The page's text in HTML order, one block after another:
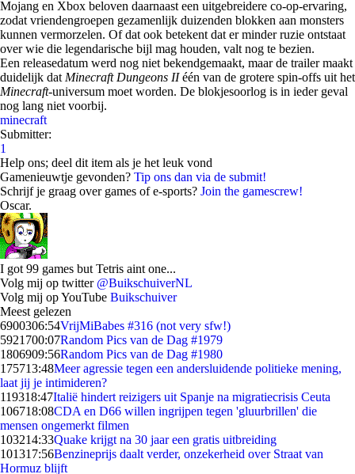
Mojang en Xbox beloven daarnaast een uitgebreidere co-op-ervaring,
zodat vriendengroepen gezamenlijk duizenden blokken aan monsters
kunnen vermorzelen. Of dat ook betekent dat er minder ruzie ontstaat
over wie die legendarische bijl mag houden, valt nog te bezien.
Een releasedatum werd nog niet bekendgemaakt, maar de trailer maakt
duidelijk dat Minecraft Dungeons IIéén van de grotere spin-offs uit het
Minecraft-universum moet worden. De blokjesoorlog is in ieder geval
nog lang niet voorbij.
minecraft
Submitter:
1
Help ons; deel dit item als je het leuk vond
Gamenieuwtje gevonden? Tip ons dan via de submit!
Schrijf je graag over games of e-sports? Join the gamescrew!
Oscar.
I got 99 games but Tetris aint one...
Volg mij op twitter @BuikschuiverNL
Volg mij op YouTube Buikschuiver
Meest gelezen
6900306:54VrijMiBabes #316 (not very sfw!)
5921700:07Random Pics van de Dag #1979
1806909:56Random Pics van de Dag #1980
175713:48Meer agressie tegen een andersluidende politieke mening,
laat jij je intimideren?
119318:47Italië hindert reizigers uit Spanje na migratiecrisis Ceuta
106718:08CDA en D66 willen ingrijpen tegen 'gluurbrillen' die
mensen ongemerkt filmen
103214:33Quake krijgt na 30 jaar een gratis uitbreiding
101317:56Benzineprijs daalt verder, onzekerheid over Straat van
Hormuz blijft